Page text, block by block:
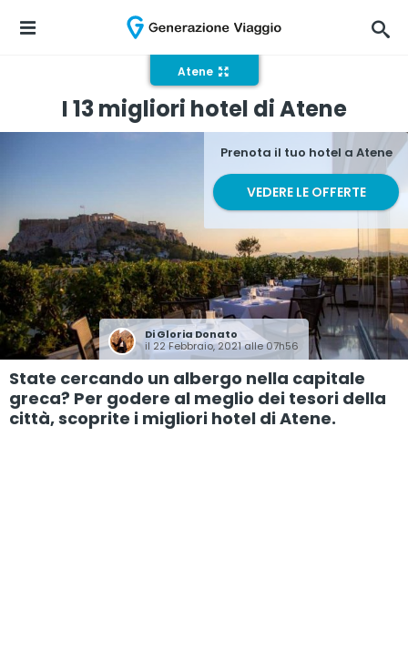
Atene
I 13 migliori hotel di Atene
DiGloria Donato
il 22 Febbraio, 2021 alle 07h56
Prenota il tuo hotel a Atene
VEDERE LE OFFERTE
State cercando un albergo nella capitale
greca? Per godere al meglio dei tesori della
città, scoprite i migliori hotel di Atene.